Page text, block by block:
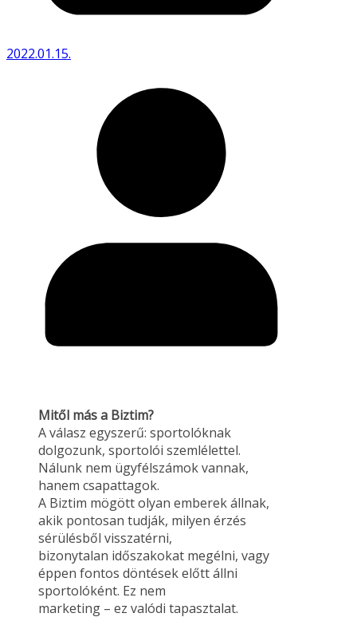
2022.01.15.
Mitől más a Biztim?
A válasz egyszerű: sportolóknak
dolgozunk, sportolói szemlélettel.
Nálunk nem ügyfélszámok vannak,
hanem csapattagok.
A Biztim mögött olyan emberek állnak,
akik pontosan tudják, milyen érzés
sérülésből visszatérni,
bizonytalan időszakokat megélni, vagy
éppen fontos döntések előtt állni
sportolóként. Ez nem
marketing – ez valódi tapasztalat.